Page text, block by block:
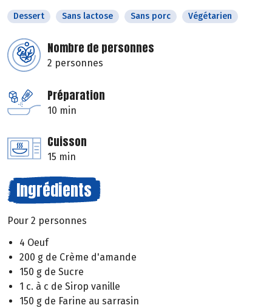
Dessert Sans lactose Sans porc Végétarien
Nombre de personnes
2 personnes
Préparation
10 min
Cuisson
15 min
Ingrédients
Pour 2 personnes
4 Oeuf
200 g de Crème d'amande
150 g de Sucre
1 c. à c de Sirop vanille
150 g de Farine au sarrasin